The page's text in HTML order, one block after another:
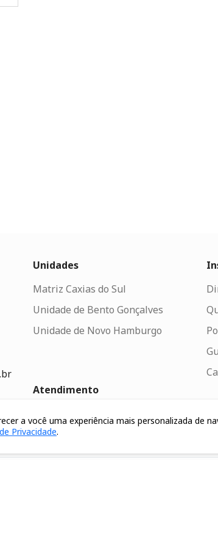
Unidades
Matriz Caxias do Sul
Unidade de Bento Gonçalves
Unidade de Novo Hamburgo
Atendimento
Trabalhe Conosco
a você uma experiência mais personalizada de
Privacidade.